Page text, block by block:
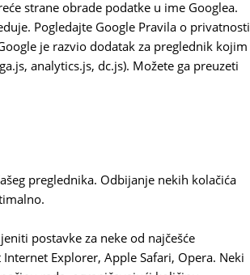
strane obrade podatke u ime Googlea.
Pogledajte Google Pravila o privatnosti
je razvio dodatak za preglednik kojim
analytics.js, dc.js). Možete ga preuzeti
preglednika. Odbijanje nekih kolačića
postavke za neke od najčešće
Explorer, Apple Safari, Opera. Neki